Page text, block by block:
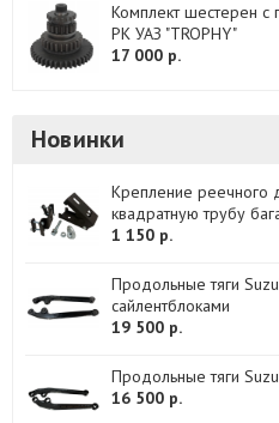
Комплект шестерен
РК УАЗ "TROPHY"
17 000 р.
Новинки
Крепление реечного
квадратную трубу
1 150 р.
Продольные тяги
сайлентблоками
19 500 р.
Продольные тяги
16 500 р.